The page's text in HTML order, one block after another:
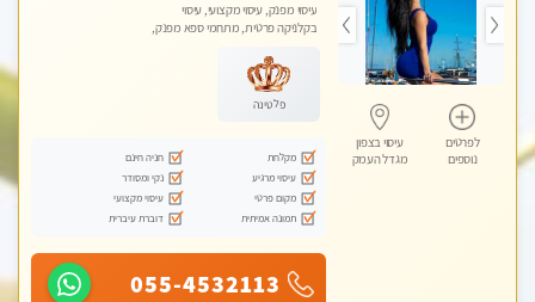
לפרטים
נוספים
עיסוי בצפון
מגדל העמק
עיסוי מפנק, עיסוי מקצועי, עיסוי
בקלניקה פרטית, מתחמי ספא מפנק,
פלטינה
מקלחת
חניה חינם
עיסוי מרגיע
נקי ומסודר
מקום פרטי
עיסוי מקצועי
תמונה אמיתית
דוברת עיברית
055-4532113